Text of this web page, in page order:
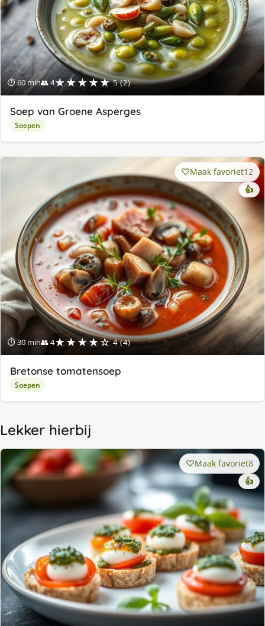
⏱ 60 min👥 4★★★★★ 5 (2)
Soep van Groene Asperges
Soepen
⏱ 30 min👥 4★★★★☆ 4 (4)
Maak favoriet12
👍
Bretonse tomatensoep
Soepen
Lekker hierbij
Maak favoriet8
👍